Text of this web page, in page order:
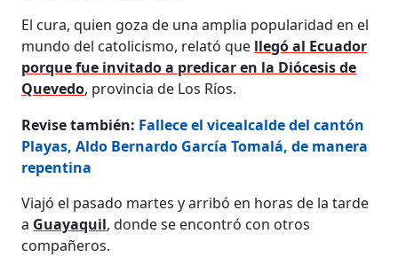
El cura, quien goza de una amplia popularidad en el
mundo del catolicismo, relató que llegó al Ecuador
porque fue invitado a predicar en la Diócesis de
Quevedo, provincia de Los Ríos.
Revise también: Fallece el vicealcalde del cantón
Playas, Aldo Bernardo García Tomalá, de manera
repentina
Viajó el pasado martes y arribó en horas de la tarde
a Guayaquil, donde se encontró con otros
compañeros.